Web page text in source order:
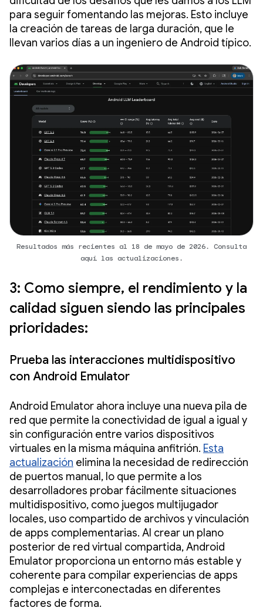
para seguir fomentando las mejoras. Esto incluye
la creación de tareas de larga duración, que le
llevan varios días a un ingeniero de Android típico.
Resultados más recientes al 18 de mayo de 2026. Consulta
aquí las actualizaciones.
3: Como siempre, el rendimiento y la
calidad siguen siendo las principales
prioridades:
Prueba las interacciones multidispositivo
con Android Emulator
Android Emulator ahora incluye una nueva pila de
red que permite la conectividad de igual a igual y
sin configuración entre varios dispositivos
virtuales en la misma máquina anfitrión. Esta
actualización elimina la necesidad de redirección
de puertos manual, lo que permite a los
desarrolladores probar fácilmente situaciones
multidispositivo, como juegos multijugador
locales, uso compartido de archivos y vinculación
de apps complementarias. Al crear un plano
posterior de red virtual compartida, Android
Emulator proporciona un entorno más estable y
coherente para compilar experiencias de apps
complejas e interconectadas en diferentes
factores de forma.